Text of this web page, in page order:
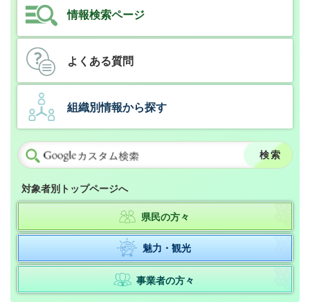
情報検索ページ
よくある質問
組織別情報から探す
対象者別トップページへ
県民の方々
魅力・観光
事業者の方々